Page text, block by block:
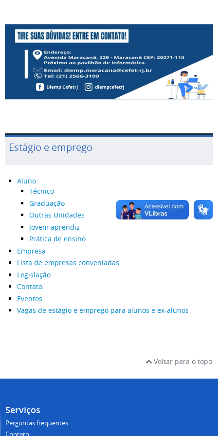
Estágio e emprego
Aluno
Técnico
Graduação
Outras Unidades
Jovem aprendiz
Prática de ensino
Empresa
Lista de empresas conveniadas
Legislação
Contato
Eventos
Vagas de estágio e emprego para alunos e ex-alunos
Voltar para o topo
Serviços
Perguntas frequentes